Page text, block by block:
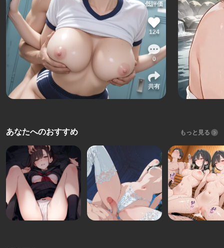
低評価
124
0
共有
あなたへのおすすめ もっと見る